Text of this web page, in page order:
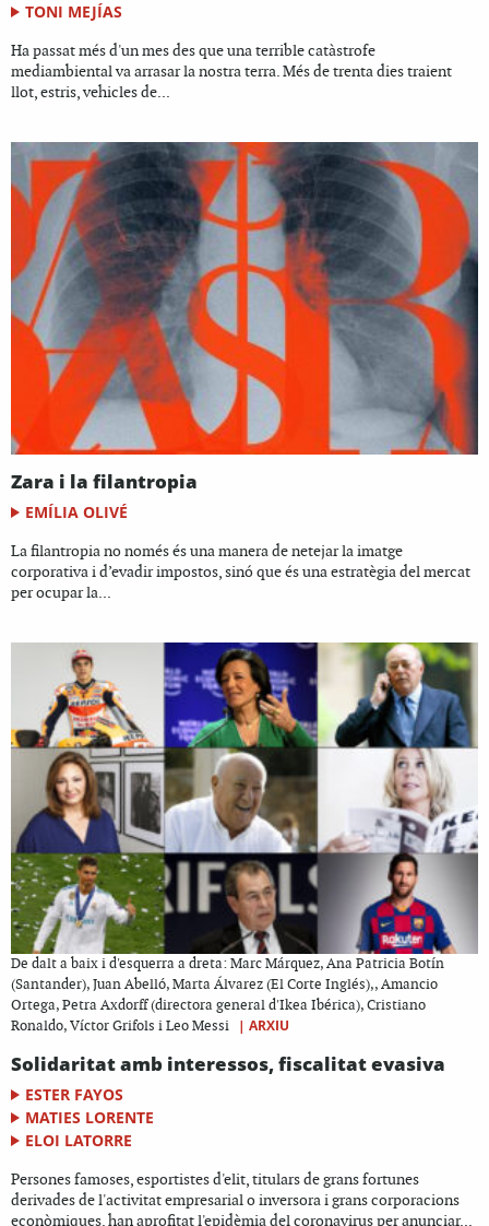
TONI MEJÍAS
Ha passat més d'un mes des que una terrible catàstrofe
mediambiental va arrasar la nostra terra. Més de trenta dies traient
llot, estris, vehicles de...
Zara i la filantropia
EMÍLIA OLIVÉ
La filantropia no només és una manera de netejar la imatge
corporativa i d’evadir impostos, sinó que és una estratègia del mercat
per ocupar la...
De dalt a baix i d'esquerra a dreta: Marc Márquez, Ana Patricia Botín
(Santander), Juan Abelló, Marta Álvarez (El Corte Inglés),, Amancio
Ortega, Petra Axdorff (directora general d'Ikea Ibérica), Cristiano
Ronaldo, Víctor Grifols i Leo Messi
| ARXIU
Solidaritat amb interessos, fiscalitat evasiva
ESTER FAYOS
MATIES LORENTE
ELOI LATORRE
Persones famoses, esportistes d'elit, titulars de grans fortunes
derivades de l'activitat empresarial o inversora i grans corporacions
econòmiques, han aprofitat l'epidèmia del coronavirus per anunciar...